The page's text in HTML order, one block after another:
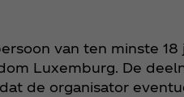
van ten minste 18
Luxemburg. De
de organisator